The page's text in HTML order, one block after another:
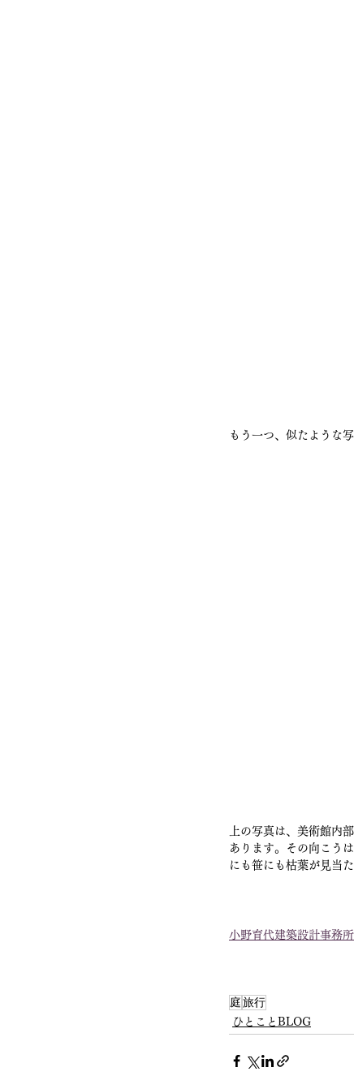
もう一つ、似たような
上の写真は、美術館内
あります。その向こう
にも笹にも枯葉が見当
小野育代建築設計事務所
庭旅行
ひとことBLOG